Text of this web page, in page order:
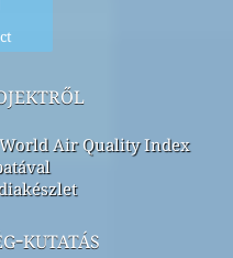
World Air Quality Index
kutatás